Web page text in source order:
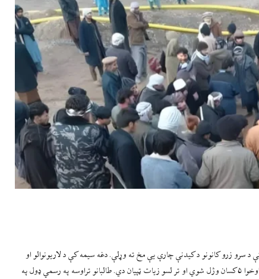
سرو زرو کانونو د کیدنې چارې یې مخ ته وړلې. دغه سيمه کې د لاریونوالو او
طالب جنګیاليو ترمنځ نښتې هم شوې او داسې ویل کېږي، چې تراوسه پکې شاوخوا ۵ کسان وژل شوي او تر لسو زیات ټپیان دي. طالبانو تراوسه په رسمي ډول په